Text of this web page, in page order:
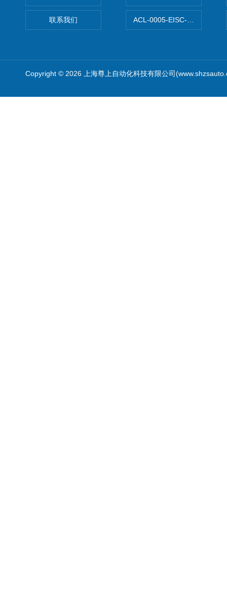
联系我们 ACL-0005-EISC-E2M8C上海
Copyright © 2026 上海尊上自动化科技有限公司